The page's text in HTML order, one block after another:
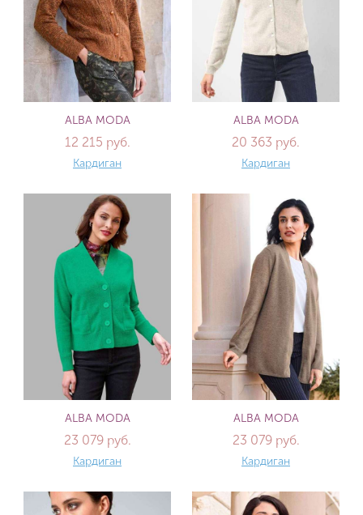
ALBA MODA
12 215 руб.
Кардиган
ALBA MODA
20 363 руб.
Кардиган
ALBA MODA
23 079 руб.
Кардиган
ALBA MODA
23 079 руб.
Кардиган